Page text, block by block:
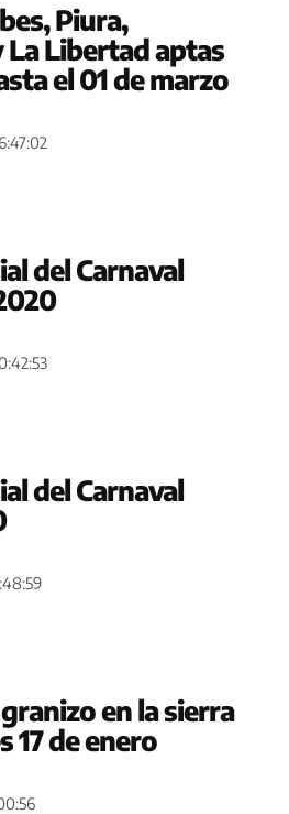
Piura,
La Libertad aptas
el 01 de marzo
del Carnaval
del Carnaval
en la sierra
17 de enero